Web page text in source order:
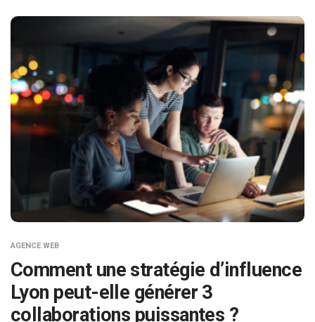
AGENCE WEB
Comment une stratégie d’influence
Lyon peut-elle générer 3
collaborations puissantes ?